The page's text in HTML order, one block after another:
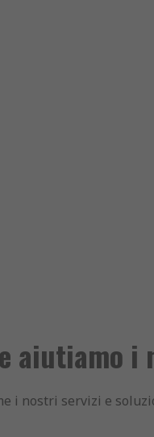
aiutiamo
i nostri servizi e